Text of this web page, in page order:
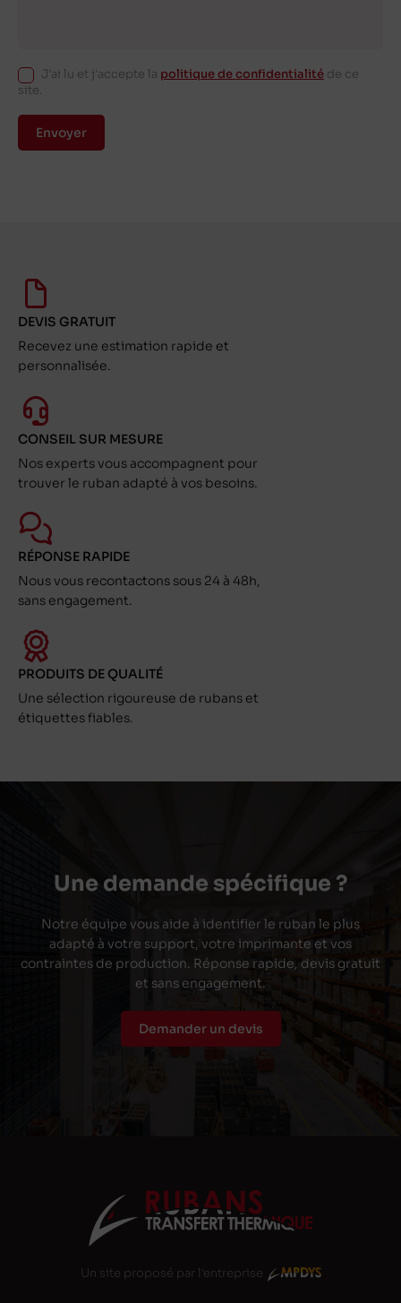
J'ai lu et j'accepte la politique de confidentialité de ce
site.
Envoyer
DEVIS GRATUIT
Recevez une estimation rapide et
personnalisée.
CONSEIL SUR MESURE
Nos experts vous accompagnent pour
trouver le ruban adapté à vos besoins.
RÉPONSE RAPIDE
Nous vous recontactons sous 24 à 48h,
sans engagement.
PRODUITS DE QUALITÉ
Une sélection rigoureuse de rubans et
étiquettes fiables.
Une demande spécifique ?
Notre équipe vous aide à identifier le ruban le plus
adapté à votre support, votre imprimante et vos
contraintes de production. Réponse rapide, devis gratuit
et sans engagement.
Demander un devis
Un site proposé par l'entreprise